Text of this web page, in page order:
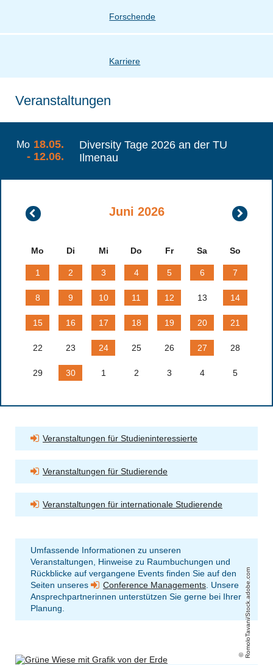
Forschende
Karriere
Veranstaltungen
Mo 18.05.
- 12.06.
Diversity Tage 2026 an der TU
Ilmenau
Mai
2026
Juni 2026
Juli
2026
Mo Di Mi Do Fr Sa So
1 2 3 4 5 6 7
8 9 10 11 12 13 14
15 16 17 18 19 20 21
22 23 24 25 26 27 28
29 30 1 2 3 4 5
Veranstaltungen für Studieninteressierte
Veranstaltungen für Studierende
Veranstaltungen für internationale Studierende
Umfassende Informationen zu unseren
Veranstaltungen, Hinweise zu Raumbuchungen und
Rückblicke auf vergangene Events finden Sie auf den
Seiten unseres
Conference Managements . Unsere
Ansprechpartnerinnen unterstützen Sie gerne bei Ihrer
Planung.
RomoloTavani/Stock.adobe.com